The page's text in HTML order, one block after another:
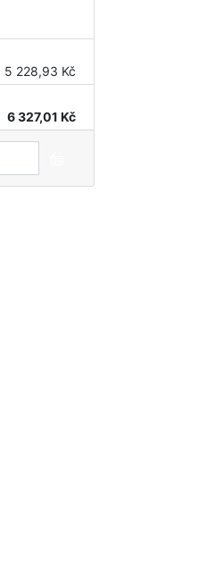
5 228,93 Kč
6 327,01 Kč